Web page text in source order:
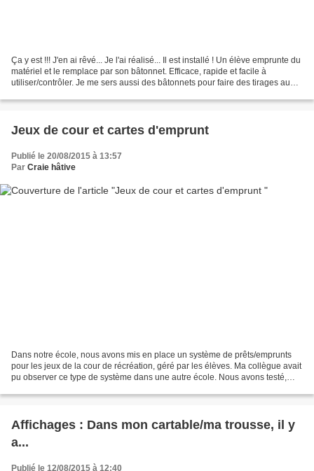
Ça y est !!! J'en ai rêvé... Je l'ai réalisé... Il est installé ! Un élève emprunte du
matériel et le remplace par son bâtonnet. Efficace, rapide et facile à
utiliser/contrôler. Je me sers aussi des bâtonnets pour faire des tirages au
Jeux de cour et cartes d'emprunt
Publié le 20/08/2015 à 13:57
Par Craie hâtive
Dans notre école, nous avons mis en place un système de prêts/emprunts
pour les jeux de la cour de récréation, géré par les élèves. Ma collègue avait
pu observer ce type de système dans une autre école. Nous avons testé,
Affichages : Dans mon cartable/ma trousse, il y
a...
Publié le 12/08/2015 à 12:40